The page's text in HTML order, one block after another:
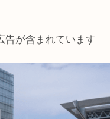
告が含まれています